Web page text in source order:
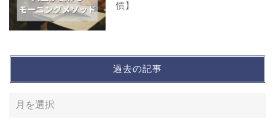
慣】
過去の記事